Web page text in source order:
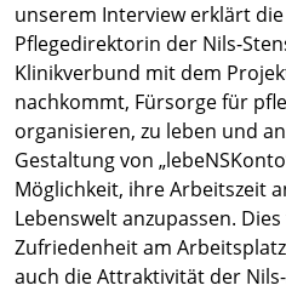
unserem Interview erklärt
Pflegedirektorin der Nils-
Klinikverbund mit dem
nachkommt, Fürsorge für
organisieren, zu leben und
Gestaltung von
Möglichkeit, ihre Arbeitszeit
Lebenswelt anzupassen.
Zufriedenheit am
auch die Attraktivität der